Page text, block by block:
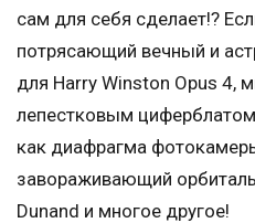
сам для себя сделает!?
потрясающий вечный и
для Harry Winston Opus 4,
лепестковым
как диафрагма
завораживающий
Dunand и многое другое!